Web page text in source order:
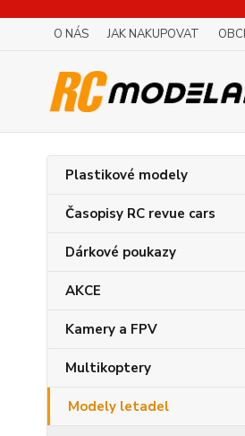
O NÁS JAK NAKUPOVAT
Plastikové modely
Časopisy RC revue cars
Dárkové poukazy
AKCE
Kamery a FPV
Multikoptery
Modely letadel